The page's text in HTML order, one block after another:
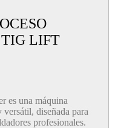
TIG LIFT
es una máquina
diseñada para
profesionales.